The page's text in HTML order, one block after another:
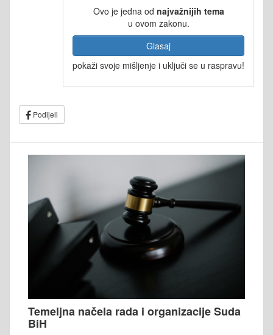
Ovo je jedna od najvažnijih tema
u ovom zakonu.
Glasaj
pokaži svoje mišljenje i uključi se u raspravu!
Podijeli
Temeljna načela rada i organizacije Suda
BiH